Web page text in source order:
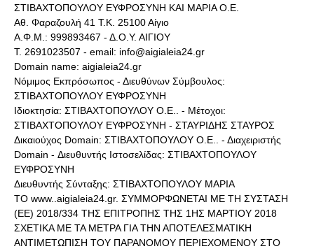
ΣΤΙΒΑΧΤΟΠΟΥΛΟΥ ΕΥΦΡΟΣΥΝΗ ΚΑΙ ΜΑΡΙΑ Ο.Ε.
Αθ. Φαραζουλή 41 Τ.Κ. 25100 Αίγιο
Α.Φ.Μ.: 999893467 - Δ.Ο.Υ. ΑΙΓΙΟΥ
Τ. 2691023507 - email: info@aigialeia24.gr
Domain name: aigialeia24.gr
Νόμιμος Εκπρόσωπος - Διευθύνων Σύμβουλος:
ΣΤΙΒΑΧΤΟΠΟΥΛΟΥ ΕΥΦΡΟΣΥΝΗ
Ιδιοκτησία: ΣΤΙΒΑΧΤΟΠΟΥΛΟΥ Ο.Ε.. - Μέτοχοι:
ΣΤΙΒΑΧΤΟΠΟΥΛΟΥ ΕΥΦΡΟΣΥΝΗ - ΣΤΑΥΡΙΔΗΣ ΣΤΑΥΡΟΣ
Δικαιούχος Domain: ΣΤΙΒΑΧΤΟΠΟΥΛΟΥ Ο.Ε.. - Διαχειριστής
Domain - Διευθυντής Ιστοσελίδας: ΣΤΙΒΑΧΤΟΠΟΥΛΟΥ
ΕΥΦΡΟΣΥΝΗ
Διευθυντής Σύνταξης: ΣΤΙΒΑΧΤΟΠΟΥΛΟΥ ΜΑΡΙΑ
ΤΟ www..aigialeia24.gr. ΣΥΜΜΟΡΦΩΝΕΤΑΙ ΜΕ ΤΗ ΣΥΣΤΑΣΗ
(ΕΕ) 2018/334 ΤΗΣ ΕΠΙΤΡΟΠΗΣ ΤΗΣ 1ΗΣ ΜΑΡΤΙΟΥ 2018
ΣΧΕΤΙΚΑ ΜΕ ΤΑ ΜΕΤΡΑ ΓΙΑ ΤΗΝ ΑΠΟΤΕΛΕΣΜΑΤΙΚΗ
ΑΝΤΙΜΕΤΩΠΙΣΗ ΤΟΥ ΠΑΡΑΝΟΜΟΥ ΠΕΡΙΕΧΟΜΕΝΟΥ ΣΤΟ